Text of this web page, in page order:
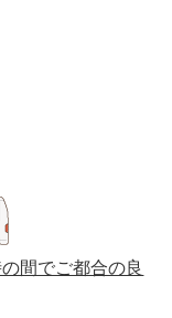
(木)
(水)
)
(木)
(木)
間でご都合の良